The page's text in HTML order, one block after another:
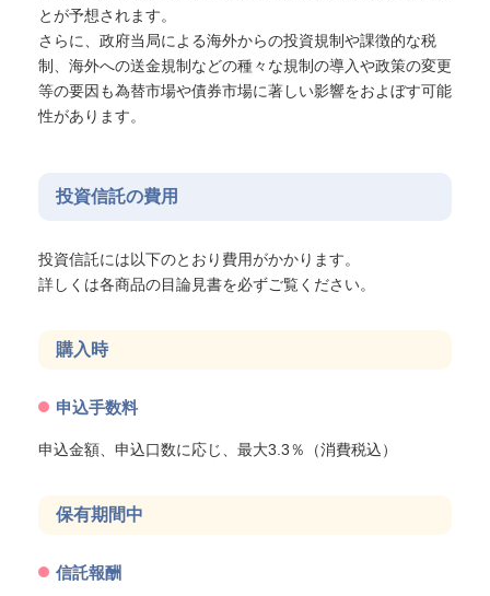
とが予想されます。
さらに、政府当局による海外からの投資規制や課徴的な税
制、海外への送金規制などの種々な規制の導入や政策の変更
等の要因も為替市場や債券市場に著しい影響をおよぼす可能
性があります。
投資信託の費用
投資信託には以下のとおり費用がかかります。
詳しくは各商品の目論見書を必ずご覧ください。
購入時
申込手数料
申込金額、申込口数に応じ、最大3.3％（消費税込）
保有期間中
信託報酬